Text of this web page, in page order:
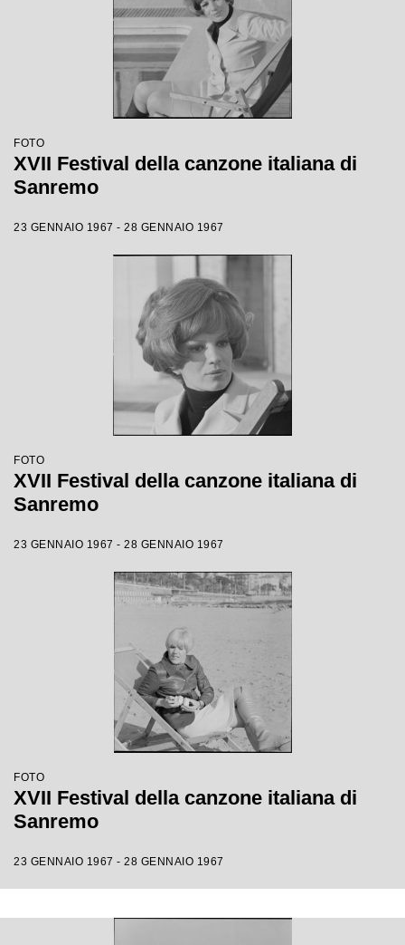
FOTO
XVII Festival della canzone italiana di
Sanremo
23 GENNAIO 1967 - 28 GENNAIO 1967
FOTO
XVII Festival della canzone italiana di
Sanremo
23 GENNAIO 1967 - 28 GENNAIO 1967
FOTO
XVII Festival della canzone italiana di
Sanremo
23 GENNAIO 1967 - 28 GENNAIO 1967